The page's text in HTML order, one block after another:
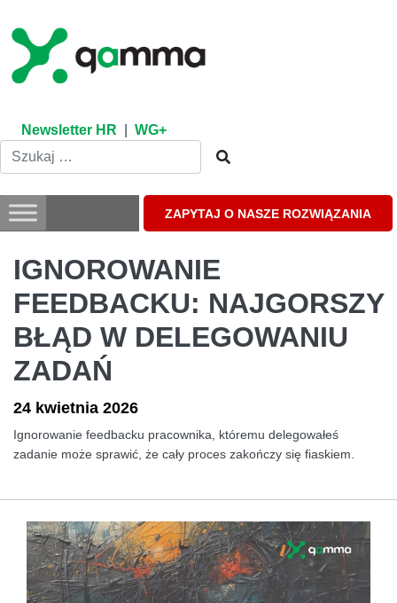
content
Newsletter HR WG+
ZAPYTAJ O NASZE ROZWIĄZANIA
IGNOROWANIE
FEEDBACKU: NAJGORSZY
BŁĄD W DELEGOWANIU
ZADAŃ
24 kwietnia 2026
Ignorowanie feedbacku pracownika, któremu delegowałeś
zadanie może sprawić, że cały proces zakończy się fiaskiem.